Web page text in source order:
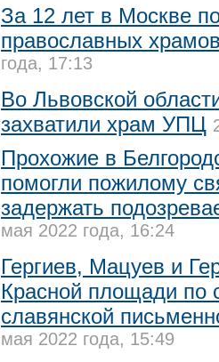
За 12 лет в Москве
православных
года, 17:13
Во Львовской
захватили храм УПЦ
Прохожие в
помогли пожилому
задержать
мая 2022 года, 16:24
Гергиев, Мацуев и
Красной площади по
славянской
мая 2022 года, 15:49